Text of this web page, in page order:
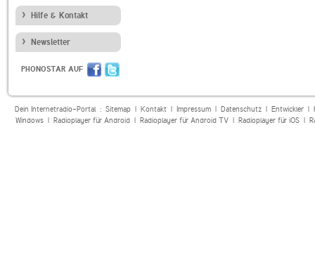
Hilfe & Kontakt
Newsletter
PHONOSTAR AUF
Dein Internetradio-Portal : Sitemap| Kontakt| Impressum| Datenschutz| Entwickler|
Windows| Radioplayer für Android| Radioplayer für Android TV| Radioplayer für iOS|